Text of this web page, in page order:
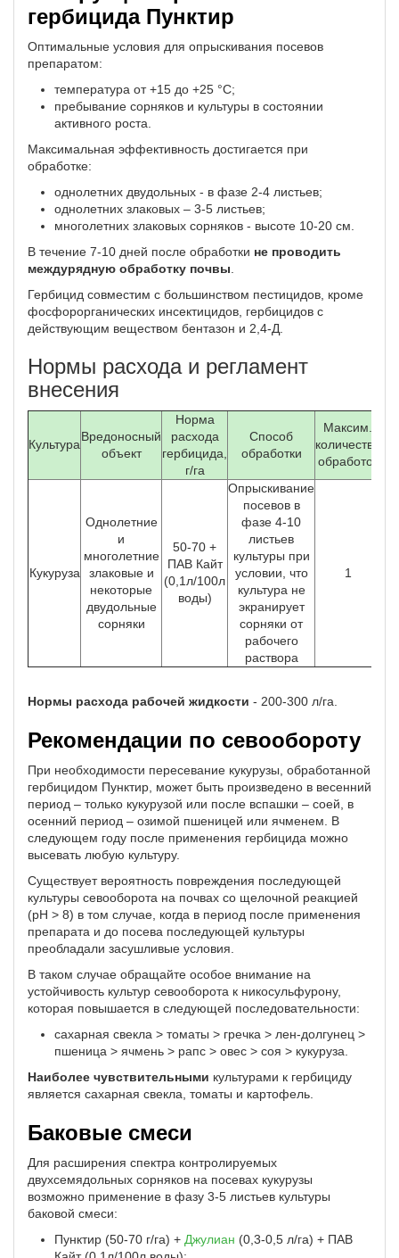
гербицида Пунктир
Оптимальные условия для опрыскивания посевов
препаратом:
температура от +15 до +25 °С;
пребывание сорняков и культуры в состоянии
активного роста.
Максимальная эффективность достигается при
обработке:
однолетних двудольных - в фазе 2-4 листьев;
однолетних злаковых – 3-5 листьев;
многолетних злаковых сорняков - высоте 10-20 см.
В течение 7-10 дней после обработки не проводить
междурядную обработку почвы
Гербицид совместим с большинством пестицидов, кроме
фосфорорганических инсектицидов, гербицидов с
действующим веществом бентазон и 2,4-Д.
Нормы расхода и регламент
внесения
Культура
Вредоносный
объект
Норма
расхода
гербицида,
г/га
Способ
обработки
Максим.
количество
обработок
Кукуруза
Однолетние
и
многолетние
злаковые и
некоторые
двудольные
сорняки
50-70 +
ПАВ Кайт
(0,1л/100л
воды)
Опрыскивание
посевов в
фазе 4-10
листьев
культуры при
условии, что
культура не
экранирует
сорняки от
рабочего
раствора
1
Нормы расхода рабочей жидкости - 200-300 л/га.
Рекомендации по севообороту
При необходимости пересевание кукурузы, обработанной
гербицидом Пунктир, может быть произведено в весенний
период – только кукурузой или после вспашки – соей, в
осенний период – озимой пшеницей или ячменем. В
следующем году после применения гербицида можно
высевать любую культуру.
Существует вероятность повреждения последующей
культуры севооборота на почвах со щелочной реакцией
(pH > 8) в том случае, когда в период после применения
препарата и до посева последующей культуры
преобладали засушливые условия.
В таком случае обращайте особое внимание на
устойчивость культур севооборота к никосульфурону,
которая повышается в следующей последовательности:
сахарная свекла > томаты > гречка > лен-долгунец >
пшеница > ячмень > рапс > овес > соя > кукуруза.
Наиболее чувствительными культурами к гербициду
является сахарная свекла, томаты и картофель.
Баковые смеси
Для расширения спектра контролируемых
двухсемядольных сорняков на посевах кукурузы
возможно применение в фазу 3-5 листьев культуры
баковой смеси:
Пунктир (50-70 г/га) + Джулиан (0,3-0,5 л/га) + ПАВ